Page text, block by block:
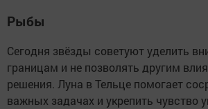
Рыбы
Сегодня звёзды советуют уделить
границам и не позволять другим
решения. Луна в Тельце помогает
важных задачах и укрепить чувство